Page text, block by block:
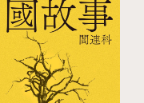
事，這就是人類世
原則』，這是身為
郎
江健三郎與少年的